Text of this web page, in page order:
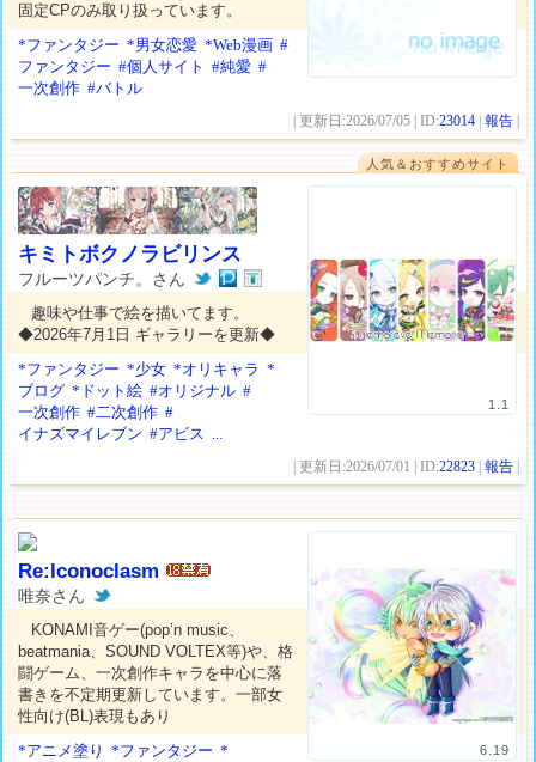
固定CPのみ取り扱っています。
*ファンタジー *男女恋愛 *Web漫画 #
ファンタジー #個人サイト #純愛 #
一次創作 #バトル
| 更新日:2026/07/05 | ID:23014 |報告
人気＆おすすめサイト
1.1
キミトボクノラビリンス
フルーツパンチ。さん
趣味や仕事で絵を描いてます。
◆2026年7月1日 ギャラリーを更新◆
*ファンタジー *少女 *オリキャラ *
ブログ *ドット絵 #オリジナル #
一次創作 #二次創作 #
イナズマイレブン #アビス ...
| 更新日:2026/07/01 | ID:22823 |報告
6.19
Re:Iconoclasm
唯奈さん
KONAMI音ゲー(pop’n music、
beatmania、SOUND VOLTEX等)や、格
闘ゲーム、一次創作キャラを中心に落
書きを不定期更新しています。一部女
性向け(BL)表現もあり
*アニメ塗り
*ファンタジー *